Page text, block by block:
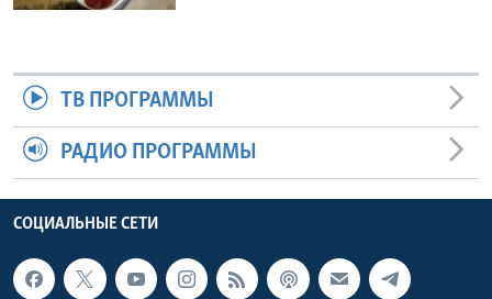
ТВ ПРОГРАММЫ
РАДИО ПРОГРАММЫ
СОЦИАЛЬНЫЕ СЕТИ